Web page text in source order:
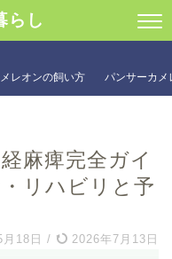
らし
レオンの飼い方 パンサーカメ
麻痺完全ガイ
リハビリと予
18日 / 2026年7月13日